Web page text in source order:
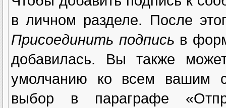
в личном разделе. После
Присоединить подпись в
добавилась. Вы также
умолчанию ко всем вашим
выбор в параграфе